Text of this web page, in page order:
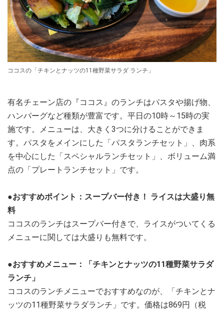
ココスの「チキンとナッツの11種野菜サラダ ランチ」
有名チェーン店の『ココス』のランチはパスタや揚げ物、
ハンバーグなど種類が豊富です。平日の10時～15時の実
施です。メニューは、大きく3つに分けることができま
す。パスタをメインにした「パスタランチセット」、肉系
を中心にした「スペシャルランチセット」、ボリューム満
点の「プレートランチセット」です。
●おすすめポイント：スープバー付き！ ライスは大盛り無
料
ココスのランチはスープバー付きで、ライスがついてくる
メニューに関しては大盛りも無料です。
●おすすめメニュー：「チキンとナッツの11種野菜サラダ
ランチ」
ココスのランチメニューでおすすめなのが、「チキンとナ
ッツの11種野菜サラダランチ」です。価格は869円（税